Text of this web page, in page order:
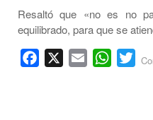
Resaltó que «no es no
equilibrado, para que se
Facebook Email WhatsApp